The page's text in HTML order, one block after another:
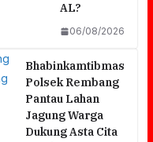
AL?
06/08/2026
Bhabinkamtibmas
Polsek Rembang
Pantau Lahan
Jagung Warga
Dukung Asta Cita